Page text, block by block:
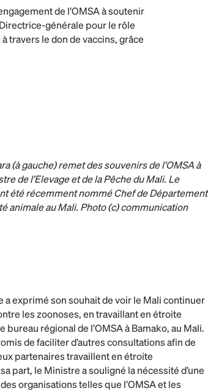
de l’OMSA à soutenir
générale pour le rôle
travers le don de vaccins, grâce
(à gauche) remet des souvenirs de l’OMSA à
de l’Elevage et de la Pêche du Mali. Le
été récemment nommé Chef de Département
animale au Mali. Photo (c) communication
a exprimé son souhait de voir le Mali continuer
les zoonoses, en travaillant en étroite
bureau régional de l’OMSA à Bamako, au Mali.
de faciliter d’autres consultations afin de
partenaires travaillent en étroite
part, le Ministre a souligné la nécessité d’une
organisations telles que l’OMSA et les